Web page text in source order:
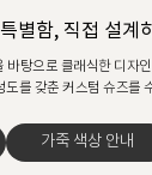
별함, 직접 설계
바탕으로 클래식한 디자
도를 갖춘 커스텀 슈즈를
가죽 색상 안내